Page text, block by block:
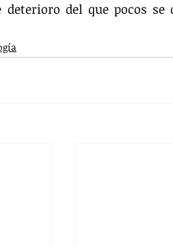
deterioro del que pocos